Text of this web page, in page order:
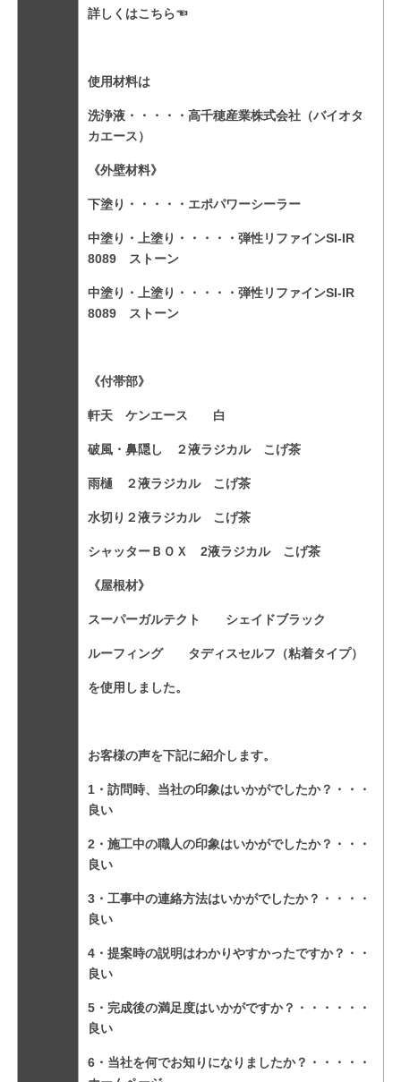
詳しくはこちら☜
使用材料は
洗浄液・・・・・高千穂産業株式会社（バイオタ
カエース）
《外壁材料》
下塗り・・・・・エポパワーシーラー
中塗り・上塗り・・・・・弾性リファインSI-IR
8089 ストーン
中塗り・上塗り・・・・・弾性リファインSI-IR
8089 ストーン
《付帯部》
軒天 ケンエース 白
破風・鼻隠し ２液ラジカル こげ茶
雨樋 ２液ラジカル こげ茶
水切り２液ラジカル こげ茶
シャッターＢＯＸ 2液ラジカル こげ茶
《屋根材》
スーパーガルテクト シェイドブラック
ルーフィング タディスセルフ（粘着タイプ）
を使用しました。
お客様の声を下記に紹介します。
1・訪問時、当社の印象はいかがでしたか？・・・
良い
2・施工中の職人の印象はいかがでしたか？・・・
良い
3・工事中の連絡方法はいかがでしたか？・・・・
良い
4・提案時の説明はわかりやすかったですか？・・
良い
5・完成後の満足度はいかがですか？・・・・・・
良い
6・当社を何でお知りになりましたか？・・・・・